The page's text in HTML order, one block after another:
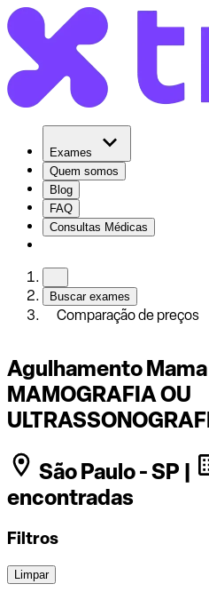
Exames
Quem somos
Blog
FAQ
Consultas Médicas
Buscar exames
Comparação de preços
Agulhamento
MAMOGRAFIA OU
São Paulo - SP |
encontradas
Filtros
Limpar